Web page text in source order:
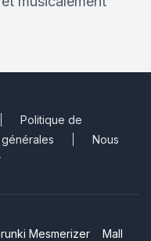
Politique de
Nous
Mesmerizer
Mall